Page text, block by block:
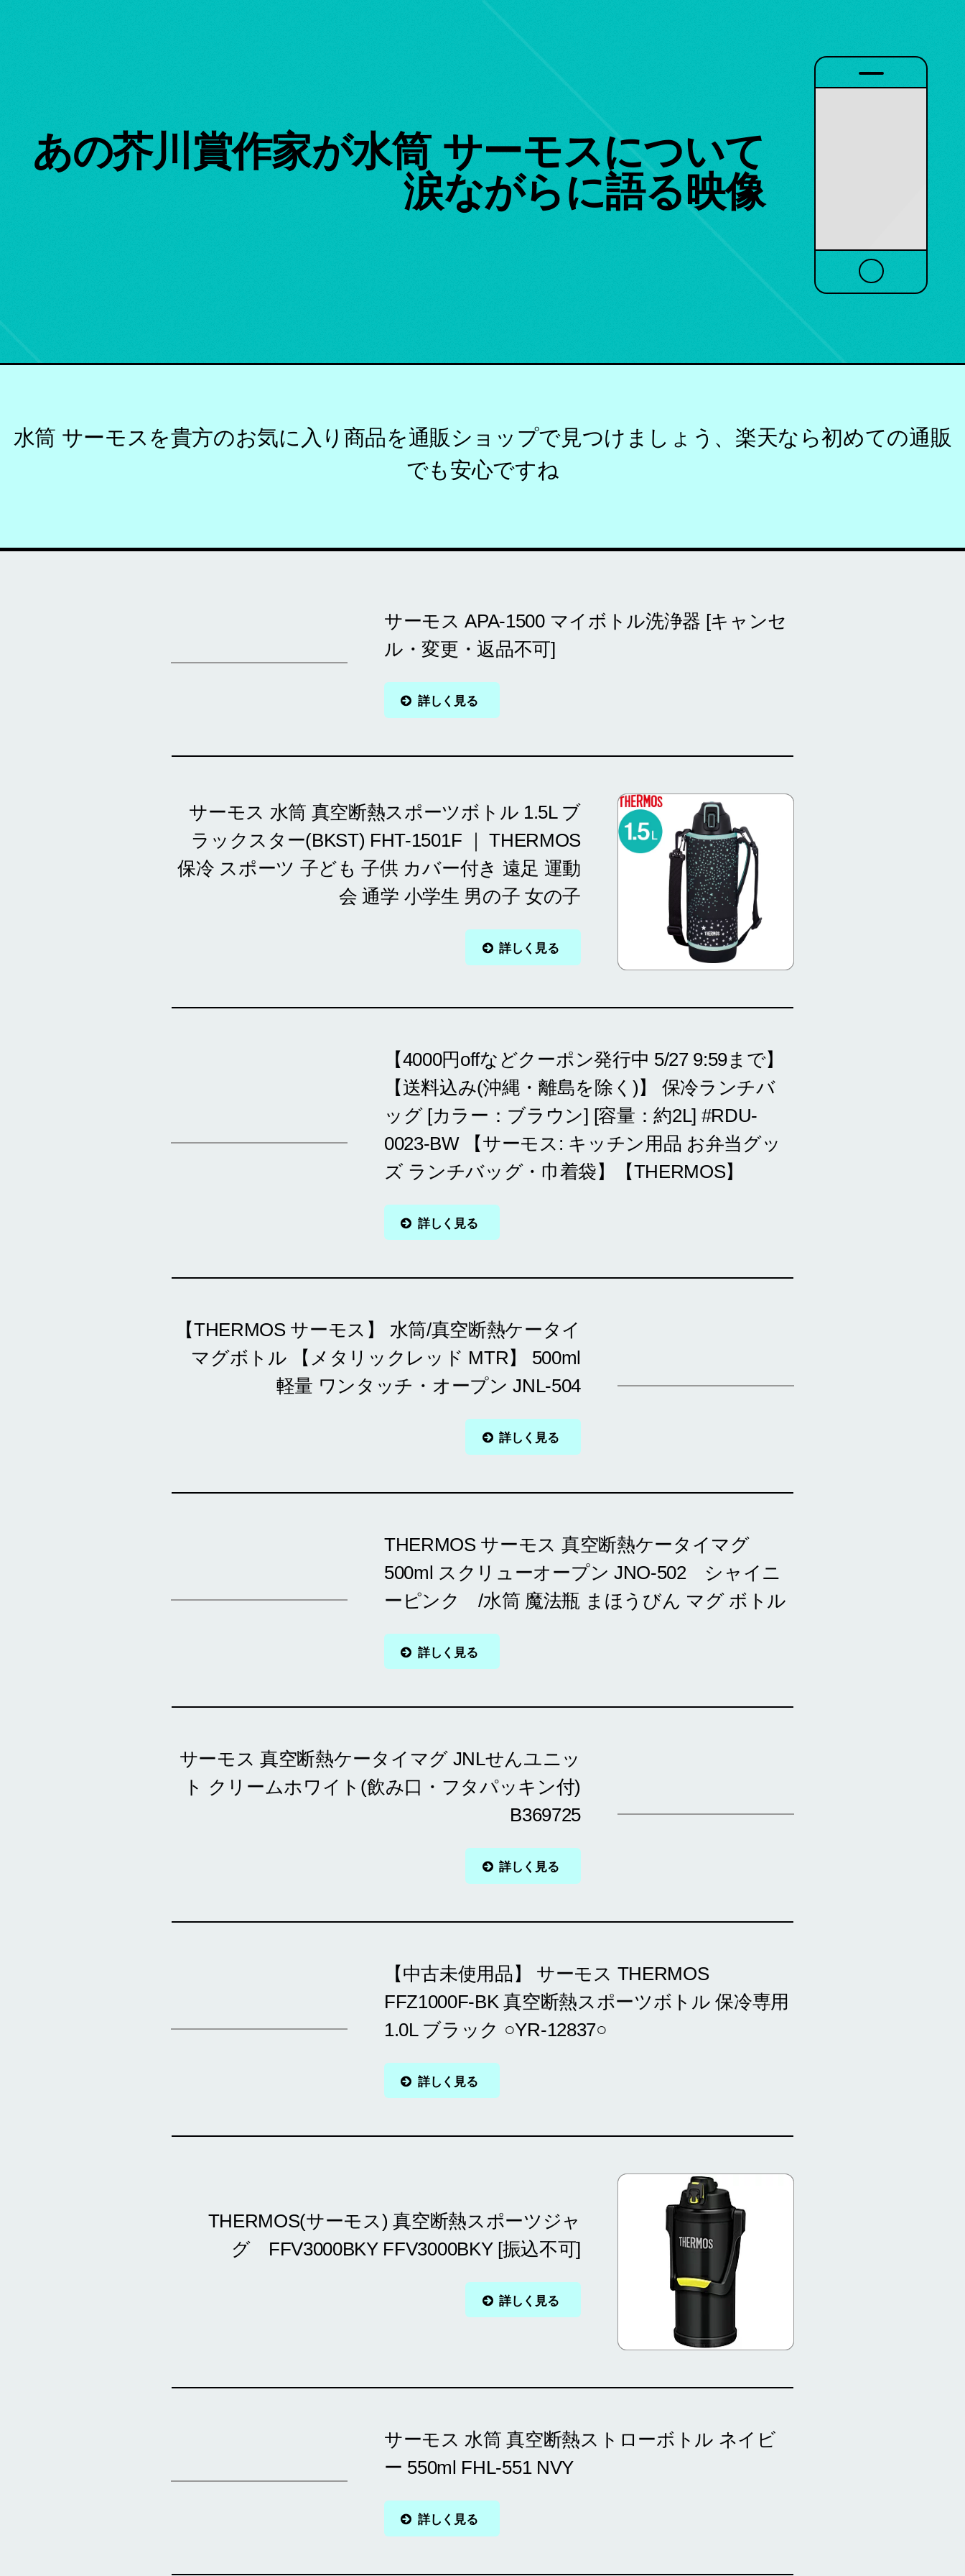
あの芥川賞作家が水筒 サーモスについて
涙ながらに語る映像
水筒 サーモスを貴方のお気に入り商品を通販ショップで見つけましょう、楽天なら初めての通販
でも安心ですね
サーモス APA-1500 マイボトル洗浄器 [キャンセ
ル・変更・返品不可]
詳しく見る
サーモス 水筒 真空断熱スポーツボトル 1.5L ブ
ラックスター(BKST) FHT-1501F ｜ THERMOS
保冷 スポーツ 子ども 子供 カバー付き 遠足 運動
会 通学 小学生 男の子 女の子
詳しく見る
【4000円offなどクーポン発行中 5/27 9:59まで】
【送料込み(沖縄・離島を除く)】 保冷ランチバ
ッグ [カラー：ブラウン] [容量：約2L] #RDU-
0023-BW 【サーモス: キッチン用品 お弁当グッ
ズ ランチバッグ・巾着袋】【THERMOS】
詳しく見る
【THERMOS サーモス】 水筒/真空断熱ケータイ
マグボトル 【メタリックレッド MTR】 500ml
軽量 ワンタッチ・オープン JNL-504
詳しく見る
THERMOS サーモス 真空断熱ケータイマグ
500ml スクリューオープン JNO-502 シャイニ
ーピンク /水筒 魔法瓶 まほうびん マグ ボトル
詳しく見る
サーモス 真空断熱ケータイマグ JNLせんユニッ
ト クリームホワイト(飲み口・フタパッキン付)
B369725
詳しく見る
【中古未使用品】 サーモス THERMOS
FFZ1000F-BK 真空断熱スポーツボトル 保冷専用
1.0L ブラック ○YR-12837○
詳しく見る
THERMOS(サーモス) 真空断熱スポーツジャ
グ FFV3000BKY FFV3000BKY [振込不可]
詳しく見る
サーモス 水筒 真空断熱ストローボトル ネイビ
ー 550ml FHL-551 NVY
詳しく見る